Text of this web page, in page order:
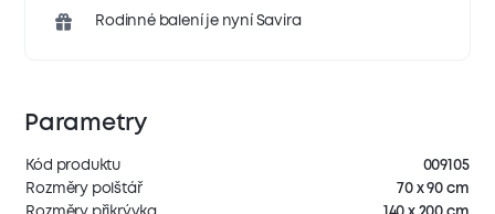
Rodinné balení je nyní Savira
Parametry
Kód produktu
009105
Rozměry polštář
70 x 90 cm